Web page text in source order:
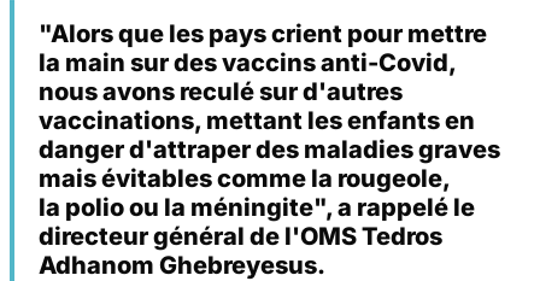
"Alors que les pays crient pour mettre
la main sur des vaccins anti-Covid,
nous avons reculé sur d'autres
vaccinations, mettant les enfants en
danger d'attraper des maladies graves
mais évitables comme la rougeole,
la polio ou la méningite", a rappelé le
directeur général de l'OMS Tedros
Adhanom Ghebreyesus.